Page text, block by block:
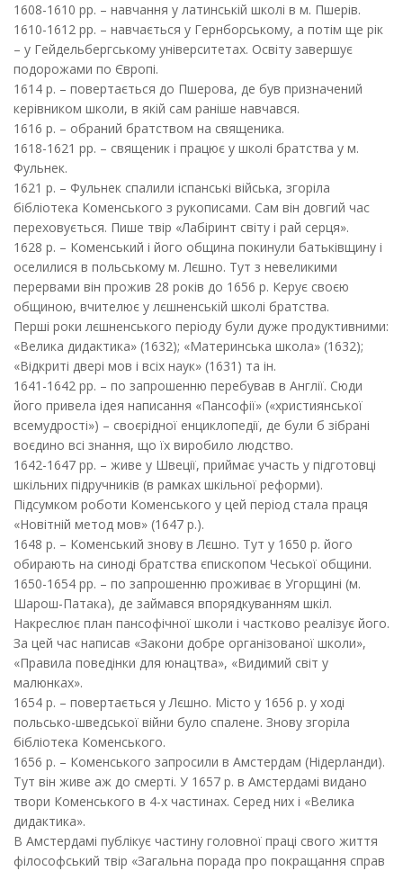
1608-1610 рр. – навчання у латинській школі в м. Пшерів.
1610-1612 рр. – навчається у Гернборському, а потім ще рік
– у Гейдельбергському університетах. Освіту завершує
подорожами по Європі.
1614 р. – повертається до Пшерова, де був призначений
керівником школи, в якій сам раніше навчався.
1616 р. – обраний братством на священика.
1618-1621 рр. – священик i працює у школі братства у м.
Фульнек.
1621 р. – Фульнек спалили іспанські війська, згоріла
бібліотека Коменського з рукописами. Сам він довгий час
переховується. Пише твір «Лабіринт світу і рай серця».
1628 р. – Коменський i його община покинули батьківщину і
оселилися в польському м. Лєшно. Тут з невеликими
перервами він прожив 28 років до 1656 р. Керує своєю
общиною, вчителює у лєшненськiй школі братства.
Перші роки лєшненського періоду були дуже продуктивними:
«Велика дидактика» (1632); «Материнська школа» (1632);
«Відкриті двері мов i всіх наук» (1631) та ін.
1641-1642 рр. – по запрошенню перебував в Англії. Сюди
його привела ідея написання «Пансофiї» («християнської
всемудрості») – своєрідної енциклопедії, де були б зібрані
воєдино всі знання, що їх виробило людство.
1642-1647 рр. – живе у Швеції, приймає участь у підготовці
шкільних підручників (в рамках шкільної реформи).
Підсумком роботи Коменського у цей період стала праця
«Новітній метод мов» (1647 р.).
1648 р. – Коменський знову в Лєшно. Тут у 1650 р. його
обирають на синоді братства єпископом Чеської общини.
1650-1654 рр. – по запрошенню проживає в Угорщині (м.
Шарош-Патака), де займався впорядкуванням шкіл.
Накреслює план пансофiчної школи i частково реалізує його.
За цей час написав «Закони добре організованої школи»,
«Правила поведінки для юнацтва», «Видимий світ у
малюнках».
1654 р. – повертається у Лєшно. Місто у 1656 р. у ході
польсько-шведської війни було спалене. Знову згоріла
бібліотека Коменського.
1656 р. – Коменського запросили в Амстердам (Нідерланди).
Тут вiн живе аж до смерті. У 1657 р. в Амстердамі видано
твори Коменського в 4-х частинах. Серед них i «Велика
дидактика».
В Амстердамі публікує частину головної праці свого життя
філософський твір «Загальна порада про покращання справ